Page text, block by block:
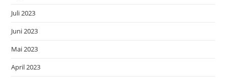
Juli 2023
Juni 2023
Mai 2023
April 2023